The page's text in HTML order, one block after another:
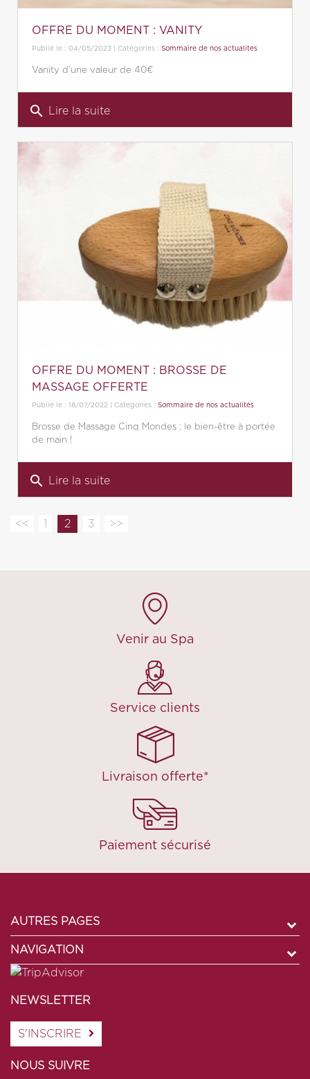
OFFRE DU MOMENT : VANITY
Publié le : 04/05/2023 | Catégories : Sommaire de nos actualités
Vanity d’une valeur de 40€
search Lire la suite
OFFRE DU MOMENT : BROSSE DE
MASSAGE OFFERTE
Publié le : 18/07/2022 | Catégories : Sommaire de nos actualités
Brosse de Massage Cinq Mondes : le bien-être à portée
de main !
search Lire la suite
<< 1 2 3 >>
Venir au Spa
Service clients
Livraison offerte*
Paiement sécurisé
AUTRES PAGES
NAVIGATION
NEWSLETTER
S'INSCRIRE
NOUS SUIVRE